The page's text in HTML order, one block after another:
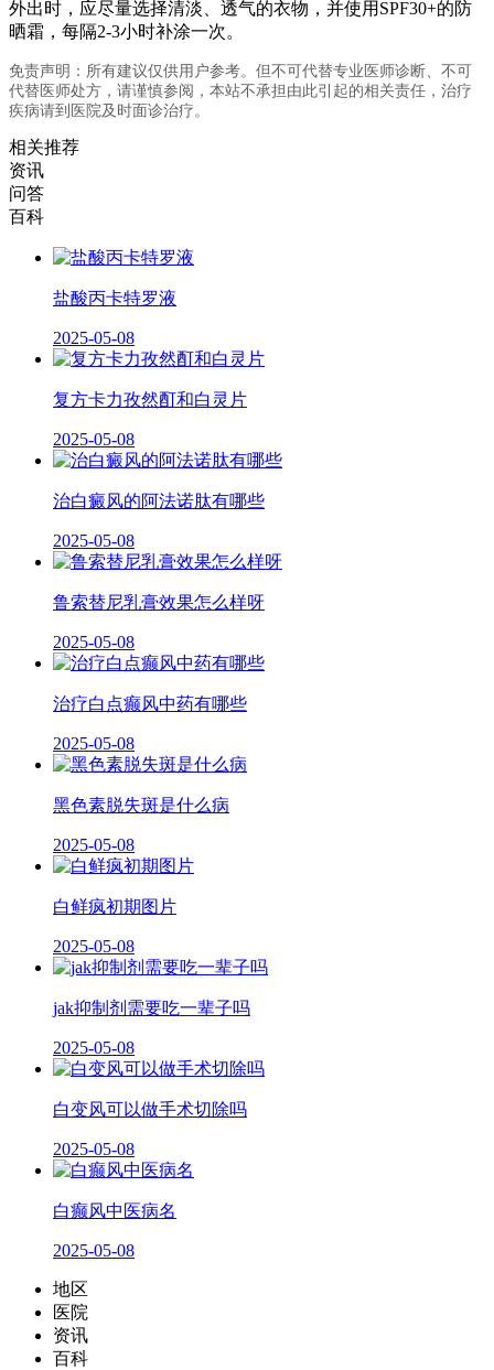
外出时，应尽量选择清淡、透气的衣物，并使用SPF30+的防
晒霜，每隔2-3小时补涂一次。
免责声明：所有建议仅供用户参考。但不可代替专业医师诊断、不可
代替医师处方，请谨慎参阅，本站不承担由此引起的相关责任，治疗
疾病请到医院及时面诊治疗。
相关推荐
资讯
问答
百科
盐酸丙卡特罗液
2025-05-08
复方卡力孜然酊和白灵片
2025-05-08
治白癜风的阿法诺肽有哪些
2025-05-08
鲁索替尼乳膏效果怎么样呀
2025-05-08
治疗白点癫风中药有哪些
2025-05-08
黑色素脱失斑是什么病
2025-05-08
白鲜疯初期图片
2025-05-08
jak抑制剂需要吃一辈子吗
2025-05-08
白变风可以做手术切除吗
2025-05-08
白癫风中医病名
2025-05-08
地区
医院
资讯
百科